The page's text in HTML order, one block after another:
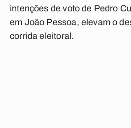
intenções de voto de Pedro
em João Pessoa, elevam o
corrida eleitoral.